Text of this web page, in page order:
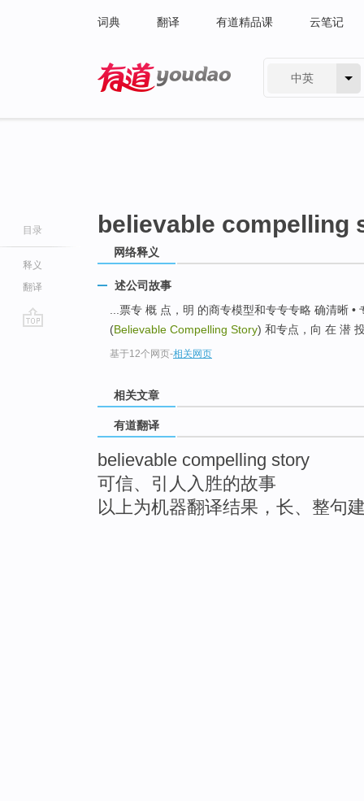
词典 翻译 有道精品课 云笔记
中英
目录
释义
翻译
believable compelling
网络释义
述公司故事
...票专 概 点，明 的商专模型和专专专略 确清晰
(Believable Compelling Story) 和专点，向 在 潜
基于12个网页-相关网页
相关文章
有道翻译
believable compelling story
可信、引人入胜的故事
以上为机器翻译结果，长、整句